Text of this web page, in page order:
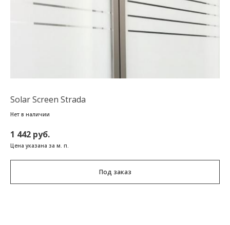
Solar Screen Strada
Нет в наличии
1 442 руб.
Цена указана за м. п.
Под заказ